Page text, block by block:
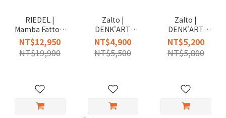
RIEDEL |
Mamba Fatto A
Mano 醒酒器
NT$12,950
NT$19,900
Zalto |
DENK'ART
Bordeaux手工波
爾多杯（2入）
NT$4,900
NT$5,500
Zalto |
DENK'ART
Burgundy手工勃
根地杯（2入）
NT$5,200
NT$5,800